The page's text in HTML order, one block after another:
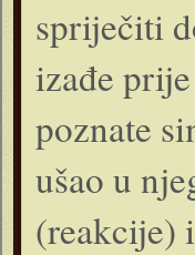
spriječiti
izađe
poznate
ušao u
(reakcije)